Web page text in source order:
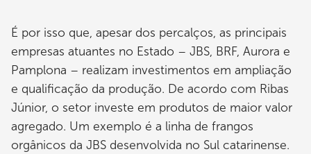
É por isso que, apesar dos percalços, as principais
empresas atuantes no Estado – JBS, BRF, Aurora e
Pamplona – realizam investimentos em ampliação
e qualificação da produção. De acordo com Ribas
Júnior, o setor investe em produtos de maior valor
agregado. Um exemplo é a linha de frangos
orgânicos da JBS desenvolvida no Sul catarinense.